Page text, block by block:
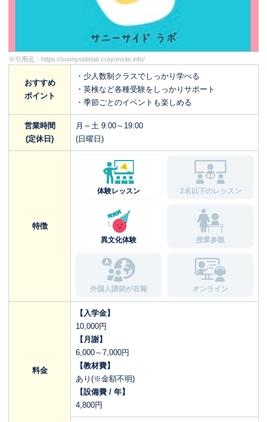
※引用元： https://sunnysidelab.crayonsite.info/
おすすめ
ポイント
・少人数制クラスでしっかり学べる
・英検など各種受験をしっかりサポート
・季節ごとのイベントも楽しめる
営業時間
(定休日)
月～土 9:00～19:00
(日曜日)
特徴
体験レッスン 2名以下のレッスン
異文化体験 授業参観
外国人講師が在籍 オンライン
料金
【入学金】
10,000円
【月謝】
6,000～7,000円
【教材費】
あり(※金額不明)
【設備費 / 年】
4,800円